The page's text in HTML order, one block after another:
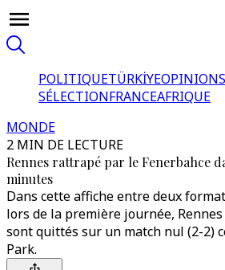
POLITIQUETÜRKİYEOPINIONS
SÉLECTIONFRANCEAFRIQUE
MONDE
2 MIN DE LECTURE
Rennes rattrapé par le Fenerbahce
minutes
Dans cette affiche entre deux
lors de la première journée,
sont quittés sur un match nul (2-2)
Park.